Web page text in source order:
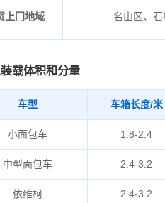
上门地域 名山区、
载体积和分量
车型 车箱长度/米
小面包车 1.8-2.4
中型面包车 2.4-3.2
依维柯 2.4-3.2